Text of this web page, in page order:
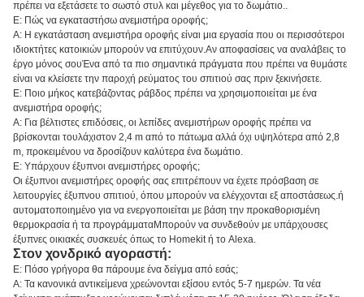
πρέπει να εξετάσετε το σωστό στυλ και μέγεθος για το δωμάτιο..
Ε: Πώς να εγκαταστήσω ανεμιστήρα οροφής;
Α: Η εγκατάσταση ανεμιστήρα οροφής είναι μια εργασία που οι περισσότεροι
ιδιοκτήτες κατοικιών μπορούν να επιτύχουν.Αν αποφασίσεις να αναλάβεις το
έργο μόνος σουΈνα από τα πιο σημαντικά πράγματα που πρέπει να θυμάστε
είναι να κλείσετε την παροχή ρεύματος του σπιτιού σας πριν ξεκινήσετε.
Ε: Ποιο μήκος κατεβάζοντας ράβδος πρέπει να χρησιμοποιείται με ένα
ανεμιστήρα οροφής;
Α: Για βέλτιστες επιδόσεις, οι λεπίδες ανεμιστήρων οροφής πρέπει να
βρίσκονται τουλάχιστον 2,4 m από το πάτωμα αλλά όχι υψηλότερα από 2,8
m, προκειμένου να δροσίζουν καλύτερα ένα δωμάτιο.
Ε: Υπάρχουν έξυπνοι ανεμιστήρες οροφής;
Οι έξυπνοι ανεμιστήρες οροφής σας επιτρέπουν να έχετε πρόσβαση σε
λειτουργίες έξυπνου σπιτιού, όπου μπορούν να ελέγχονται εξ αποστάσεως.ή
αυτοματοποιημένο για να ενεργοποιείται με βάση την προκαθορισμένη
θερμοκρασία ή τα προγράμματαΜπορούν να συνδεθούν με υπάρχουσες
έξυπνες οικιακές συσκευές όπως το Homekit ή το Alexa.
Στον χονδρικό αγοραστή:
Ε: Πόσο γρήγορα θα πάρουμε ένα δείγμα από εσάς;
Α: Τα κανονικά αντικείμενα χρεώνονται εξίσου εντός 5-7 ημερών. Τα νέα